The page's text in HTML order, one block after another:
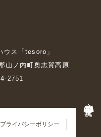
ウス「tesoro」
ノ内町奥志賀高原
2751
プライバシーポリシー